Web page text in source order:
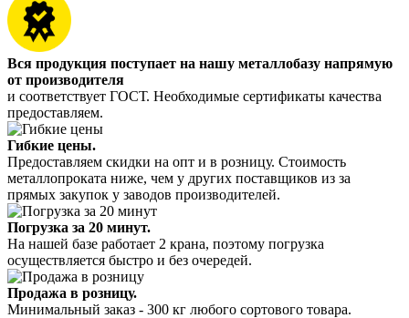
Вся продукция поступает на нашу металлобазу напрямую
от производителя
и соответствует ГОСТ. Необходимые сертификаты качества
предоставляем.
Гибкие цены.
Предоставляем скидки на опт и в розницу. Стоимость
металлопроката ниже, чем у других поставщиков из за
прямых закупок у заводов производителей.
Погрузка за 20 минут.
На нашей базе работает 2 крана, поэтому погрузка
осуществляется быстро и без очередей.
Продажа в розницу.
Минимальный заказ - 300 кг любого сортового товара.